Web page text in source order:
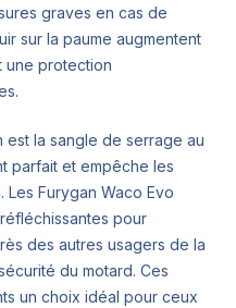
graves en cas de
sur la paume augmentent
une protection
la sangle de serrage au
parfait et empêche les
Furygan Waco Evo
pour
des autres usagers de la
du motard. Ces
un choix idéal pour ceux